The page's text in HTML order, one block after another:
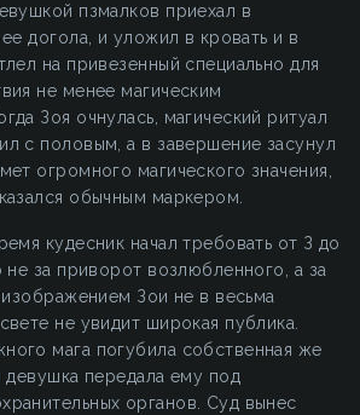
пзмалков приехал в
догола, и уложил в кровать и в
на привезенный специально для
не менее магическим
Зоя очнулась, магический ритуал
с половым, а в завершение засунул
огромного магического значения,
обычным маркером.
кудесник начал требовать от З до
не за приворот возлюбленного, а за
изображением Зои не в весьма
не увидит широкая публика.
мага погубила собственная же
девушка передала ему под
органов. Суд вынес